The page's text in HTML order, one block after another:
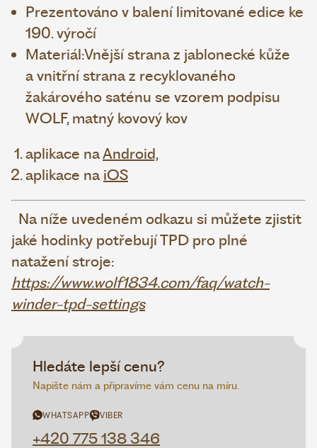
Prezentováno v balení limitované edice ke
190. výročí
Materiál:Vnější strana z jablonecké kůže
a vnitřní strana z recyklovaného
žakárového saténu se vzorem podpisu
WOLF, matný kovový kov
aplikace naAndroid,
aplikace na iOS
Na níže uvedeném odkazu si můžete zjistit
jaké hodinky potřebují TPD pro plné
natažení stroje:
https://www.wolf1834.com/faq/watch-
winder-tpd-settings
Hledáte lepší cenu?
Napište nám a připravíme vám cenu na míru.
WHATSAPP VIBER
+420 775 138 346